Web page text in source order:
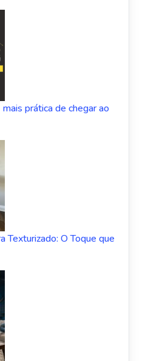
prática de chegar ao
Texturizado: O Toque que